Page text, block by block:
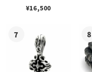
¥16,500